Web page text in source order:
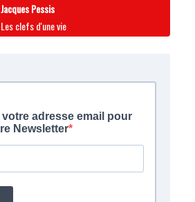
Jacques Pessis
Les clefs d'une vie